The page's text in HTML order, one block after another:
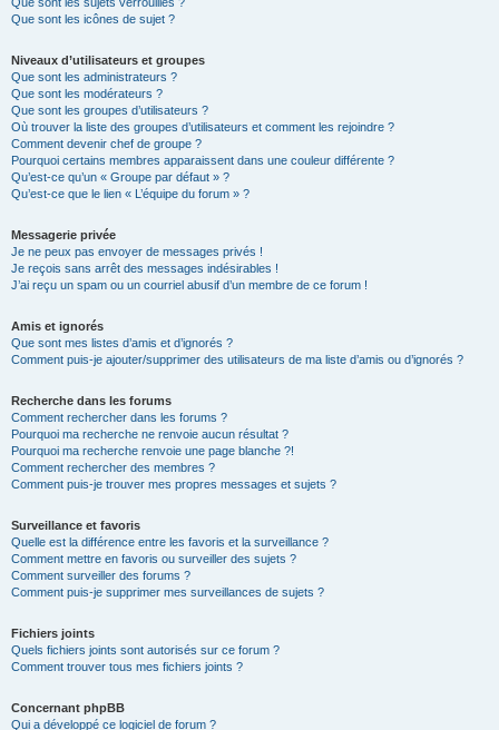
Que sont les icônes de sujet ?
Niveaux d’utilisateurs et groupes
Que sont les administrateurs ?
Que sont les modérateurs ?
Que sont les groupes d’utilisateurs ?
Où trouver la liste des groupes d’utilisateurs et comment les rejoindre ?
Comment devenir chef de groupe ?
Pourquoi certains membres apparaissent dans une couleur différente ?
Qu’est-ce qu’un « Groupe par défaut » ?
Qu’est-ce que le lien « L’équipe du forum » ?
Messagerie privée
Je ne peux pas envoyer de messages privés !
Je reçois sans arrêt des messages indésirables !
J’ai reçu un spam ou un courriel abusif d’un membre de ce forum !
Amis et ignorés
Que sont mes listes d’amis et d’ignorés ?
Comment puis-je ajouter/supprimer des utilisateurs de ma liste d’amis ou d’ignorés ?
Recherche dans les forums
Comment rechercher dans les forums ?
Pourquoi ma recherche ne renvoie aucun résultat ?
Pourquoi ma recherche renvoie une page blanche ?!
Comment rechercher des membres ?
Comment puis-je trouver mes propres messages et sujets ?
Surveillance et favoris
Quelle est la différence entre les favoris et la surveillance ?
Comment mettre en favoris ou surveiller des sujets ?
Comment surveiller des forums ?
Comment puis-je supprimer mes surveillances de sujets ?
Fichiers joints
Quels fichiers joints sont autorisés sur ce forum ?
Comment trouver tous mes fichiers joints ?
Concernant phpBB
Qui a développé ce logiciel de forum ?